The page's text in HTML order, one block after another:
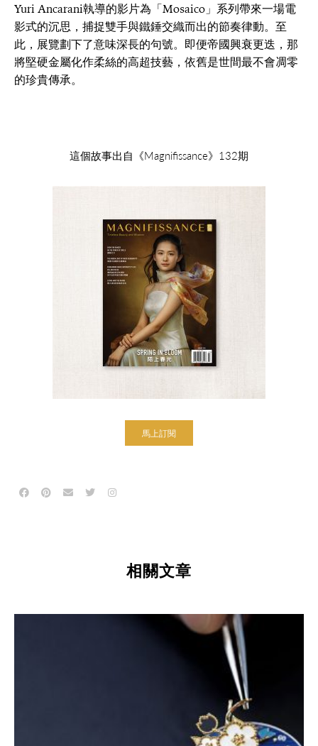
Yuri Ancarani執導的影片為「Mosaico」系列帶來一場電
影式的沉思，捕捉雙手與鐵錘交織而出的節奏律動。至
此，展覽劃下了意味深長的句號。即便帝國興衰更迭，那
將堅硬金屬化作柔絲的高超技藝，依舊是世間最不會凋零
的珍貴傳承。
這個故事出自《Magnifissance》132期
馬上訂閱
相關文章